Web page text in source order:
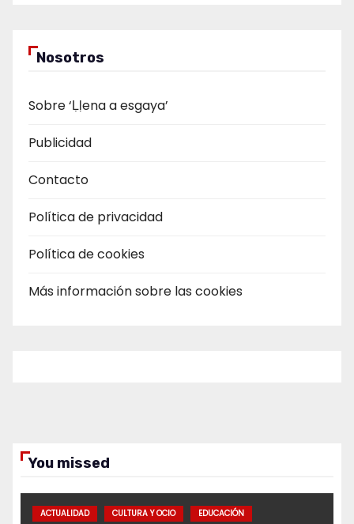
Nosotros
Sobre ‘Ḷḷena a esgaya’
Publicidad
Contacto
Política de privacidad
Política de cookies
Más información sobre las cookies
You missed
ACTUALIDAD CULTURA Y OCIO EDUCACIÓN